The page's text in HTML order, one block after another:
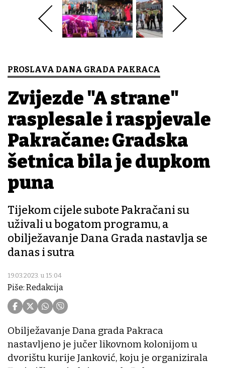
PROSLAVA DANA GRADA PAKRACA
Zvijezde "A strane"
rasplesale i raspjevale
Pakračane: Gradska
šetnica bila je dupkom
puna
Tijekom cijele subote Pakračani su
uživali u bogatom programu, a
obilježavanje Dana Grada nastavlja se
danas i sutra
19.03.2023. u 15:04
Piše: Redakcija
Obilježavanje Dana grada Pakraca
nastavljeno je jučer likovnom kolonijom u
dvorištu kurije Janković, koju je organizirala